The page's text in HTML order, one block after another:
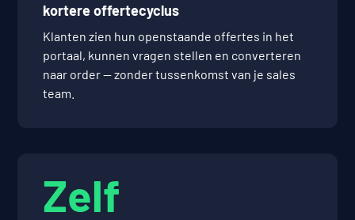
kortere offertecyclus
Klanten zien hun openstaande offertes in het
portaal, kunnen vragen stellen en converteren
naar order — zonder tussenkomst van je sales
team.
Zelf